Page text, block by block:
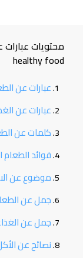
محتويات
healthy food
عبارات عن
عبارات عن
كلمات عن
فوائد الطعام
موضوع عن
جمل عن
جمل عن
نصائح عن